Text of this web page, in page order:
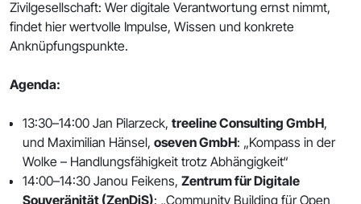
Zivilgesellschaft: Wer digitale Verantwortung ernst nimmt,
findet hier wertvolle Impulse, Wissen und konkrete
Anknüpfungspunkte.
Agenda:
13:30–14:00 Jan Pilarzeck, treeline Consulting GmbH,
und Maximilian Hänsel, oseven GmbH: „Kompass in der
Wolke – Handlungsfähigkeit trotz Abhängigkeit“
14:00–14:30 Janou Feikens, Zentrum für Digitale
Souveränität (ZenDiS): „Community Building für Open